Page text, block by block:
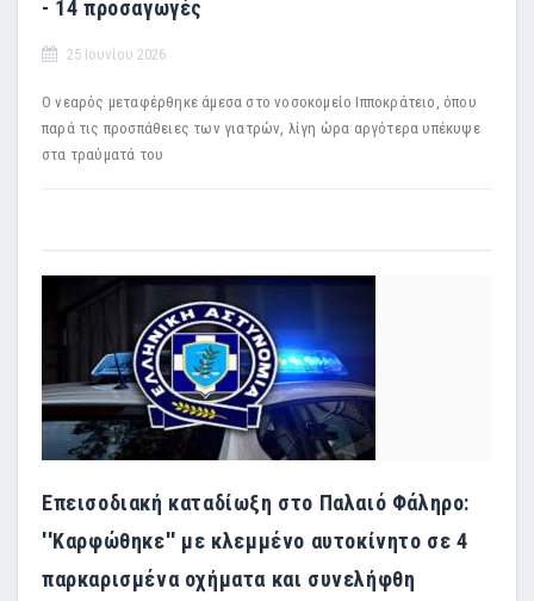
- 14 προσαγωγές
25 Ιουνίου 2026
Ο νεαρός μεταφέρθηκε άμεσα στο νοσοκομείο Ιπποκράτειο, όπου
παρά τις προσπάθειες των γιατρών, λίγη ώρα αργότερα υπέκυψε
στα τραύματά του
Επεισοδιακή καταδίωξη στο Παλαιό Φάληρο:
''Καρφώθηκε'' με κλεμμένο αυτοκίνητο σε 4
παρκαρισμένα οχήματα και συνελήφθη